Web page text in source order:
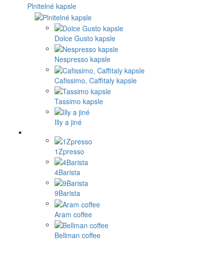
Plnitelné kapsle
Dolce Gusto kapsle
Nespresso kapsle
Cafissimo, Caffitaly kapsle
Tassimo kapsle
Illy a jiné
1Zpresso
4Barista
9Barista
Aram coffee
Bellman coffee